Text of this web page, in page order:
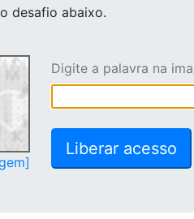
desafio abaixo.
Digite a palavra na